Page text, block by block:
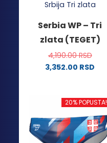
Serbia WP – Tri
zlata (TEGET)
4,190.00RSD
3,352.00 RSD
ima
varijanti.
Opcije
20% POPUSTA!